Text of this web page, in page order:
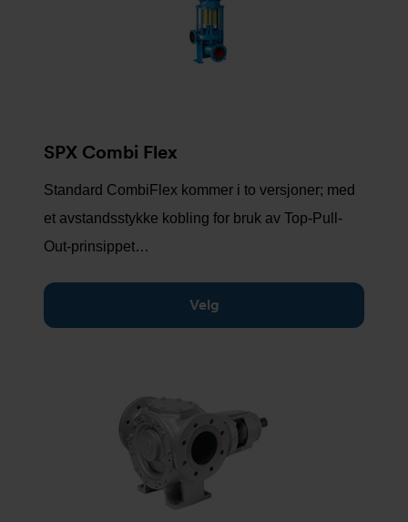
SPX Combi Flex
Standard CombiFlex kommer i to versjoner; med
et avstandsstykke kobling for bruk av Top-Pull-
Out-prinsippet…
Velg